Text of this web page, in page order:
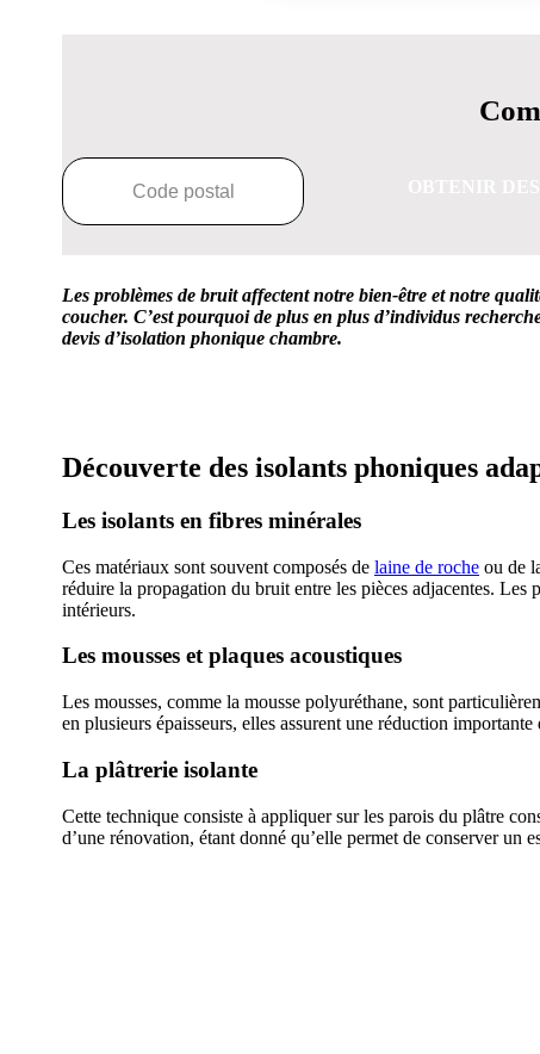
Les problèmes de bruit affectent notre bien-être et notre
coucher. C’est pourquoi de plus en plus d’individus
devis d’isolation phonique chambre.
Découverte des isolants phoniques
Les isolants en fibres minérales
Ces matériaux sont souvent composés de laine de roche ou de
réduire la propagation du bruit entre les pièces adjacentes.
intérieurs.
Les mousses et plaques acoustiques
Les mousses, comme la mousse polyuréthane, sont
en plusieurs épaisseurs, elles assurent une réduction
La plâtrerie isolante
Cette technique consiste à appliquer sur les parois du plâtre
d’une rénovation, étant donné qu’elle permet de conserver un